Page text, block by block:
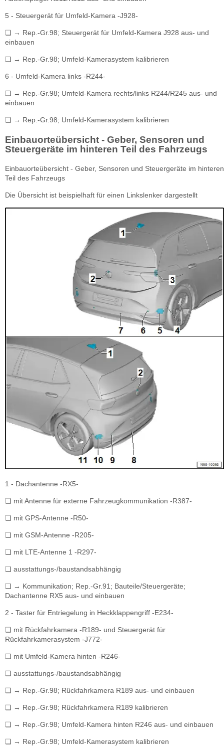
5 - Steuergerät für Umfeld-Kamera -J928-
❏ → Rep.-Gr.98; Steuergerät für Umfeld-Kamera J928 aus- und
einbauen
❏ → Rep.-Gr.98; Umfeld-Kamerasystem kalibrieren
6 - Umfeld-Kamera links -R244-
❏ → Rep.-Gr.98; Umfeld-Kamera rechts/links R244/R245 aus- und
einbauen
❏ → Rep.-Gr.98; Umfeld-Kamerasystem kalibrieren
Einbauorteübersicht - Geber, Sensoren und
Steuergeräte im hinteren Teil des Fahrzeugs
Einbauorteübersicht - Geber, Sensoren und Steuergeräte im hinteren
Teil des Fahrzeugs
Die Übersicht ist beispielhaft für einen Linkslenker dargestellt
1 - Dachantenne -RX5-
❏ mit Antenne für externe Fahrzeugkommunikation -R387-
❏ mit GPS-Antenne -R50-
❏ mit GSM-Antenne -R205-
❏ mit LTE-Antenne 1 -R297-
❏ ausstattungs-/baustandsabhängig
❏ → Kommunikation; Rep.-Gr.91; Bauteile/Steuergeräte;
Dachantenne RX5 aus- und einbauen
2 - Taster für Entriegelung in Heckklappengriff -E234-
❏ mit Rückfahrkamera -R189- und Steuergerät für
Rückfahrkamerasystem -J772-
❏ mit Umfeld-Kamera hinten -R246-
❏ ausstattungs-/baustandsabhängig
❏ → Rep.-Gr.98; Rückfahrkamera R189 aus- und einbauen
❏ → Rep.-Gr.98; Rückfahrkamera R189 kalibrieren
❏ → Rep.-Gr.98; Umfeld-Kamera hinten R246 aus- und einbauen
❏ → Rep.-Gr.98; Umfeld-Kamerasystem kalibrieren